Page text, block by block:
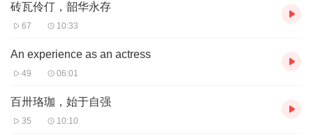
砖瓦伶仃，韶华永存
67 10:33
An experience as an actress
49 06:01
百卅珞珈，始于自强
35 10:10